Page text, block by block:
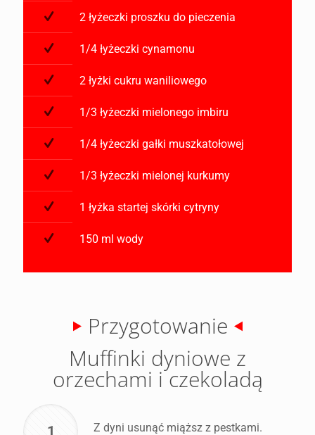
2 łyżeczki proszku do pieczenia
1/4 łyżeczki cynamonu
2 łyżki cukru waniliowego
1/3 łyżeczki mielonego imbiru
1/4 łyżeczki gałki muszkatołowej
1/3 łyżeczki mielonej kurkumy
1 łyżka startej skórki cytryny
150 ml wody
Przygotowanie
Muffinki dyniowe z
orzechami i czekoladą
1 Z dyni usunąć miąższ z pestkami.